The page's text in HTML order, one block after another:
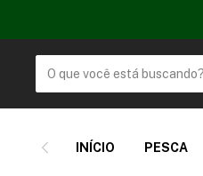
INÍCIO PESCA